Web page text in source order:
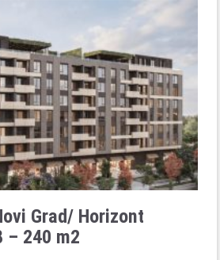
Grad/ Horizont
– 240 m2